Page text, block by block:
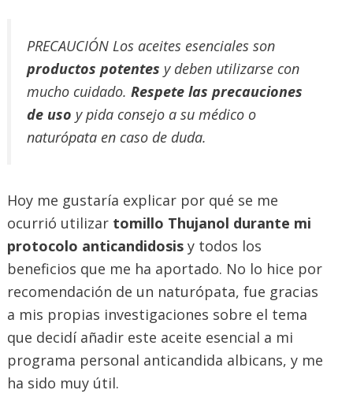
PRECAUCIÓN Los aceites esenciales son
productos potentes y deben utilizarse con
mucho cuidado. Respete las precauciones
de uso y pida consejo a su médico o
naturópata en caso de duda.
Hoy me gustaría explicar por qué se me
ocurrió utilizar tomillo Thujanol durante mi
protocolo anticandidosis y todos los
beneficios que me ha aportado. No lo hice por
recomendación de un naturópata, fue gracias
a mis propias investigaciones sobre el tema
que decidí añadir este aceite esencial a mi
programa personal anticandida albicans, y me
ha sido muy útil.